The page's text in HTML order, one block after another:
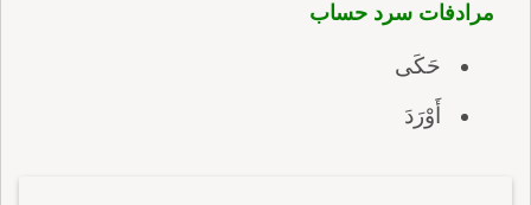
مرادفات سرد حساب
حَكَى
أَوْرَدَ